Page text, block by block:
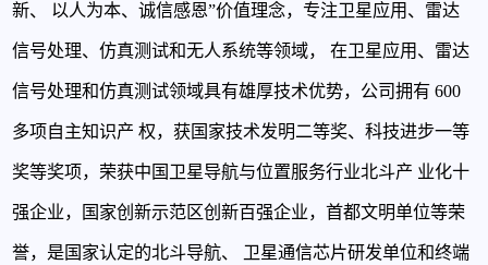
新、 以人为本、诚信感恩”价值理念，专注卫星应用、雷达
信号处理、仿真测试和无人系统等领域，在卫星应用、雷达
信号处理和仿真测试领域具有雄厚技术优势，公司拥有 600
多项自主知识产权，获国家技术发明二等奖、科技进步一等
奖等奖项，荣获中国卫星导航与位置服务行业北斗产 业化十
强企业，国家创新示范区创新百强企业，首都文明单位等荣
誉，是国家认定的北斗导航、 卫星通信芯片研发单位和终端